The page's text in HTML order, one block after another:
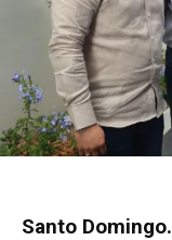
Santo Domingo.